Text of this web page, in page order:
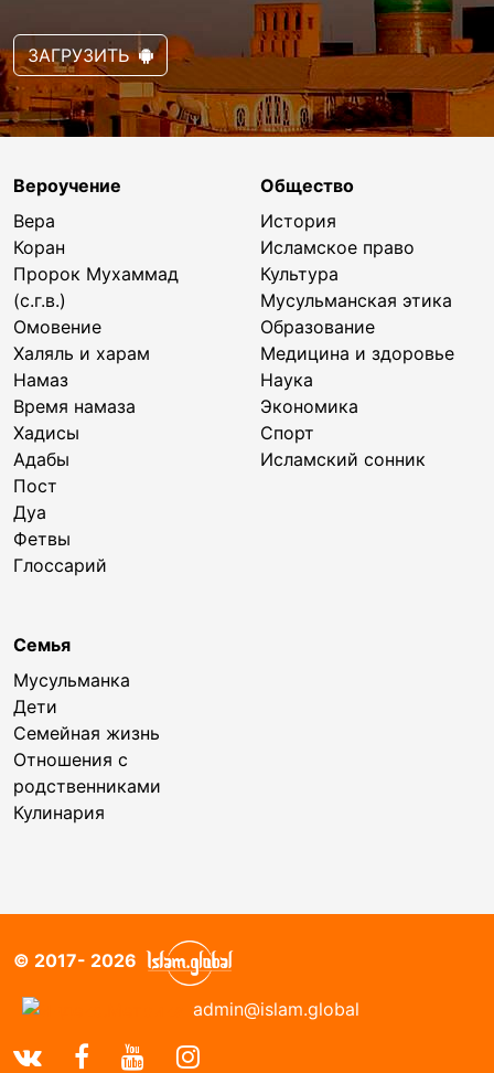
ЗАГРУЗИТЬ
Вероучение
Вера
Коран
Пророк Мухаммад
(с.г.в.)
Омовение
Халяль и харам
Намаз
Время намаза
Хадисы
Адабы
Пост
Дуа
Фетвы
Глоссарий
Общество
История
Исламское право
Культура
Мусульманская этика
Образование
Медицина и здоровье
Наука
Экономика
Спорт
Исламский сонник
Семья
Мусульманка
Дети
Семейная жизнь
Отношения с
родственниками
Кулинария
© 2017- 2026
admin@islam.global